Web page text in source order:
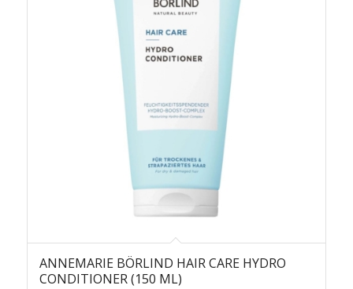
ANNEMARIE BÖRLIND HAIR CARE HYDRO
CONDITIONER (150 ML)